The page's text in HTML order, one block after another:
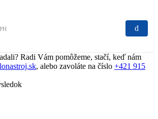
Radi Vám pomôžeme, stačí, keď nám
, alebo zavoláte na číslo +421 915